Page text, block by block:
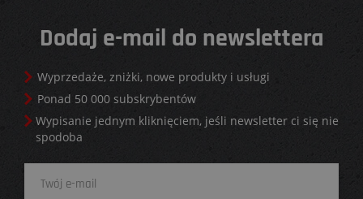
Dodaj e-mail do newslettera
Wyprzedaże, zniżki, nowe produkty i usługi
Ponad 50 000 subskrybentów
Wypisanie jednym kliknięciem, jeśli newsletter ci się nie
spodoba